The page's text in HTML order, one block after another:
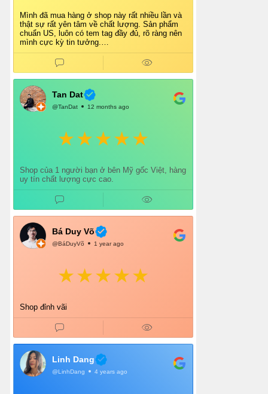
Mình đã mua hàng ở shop này rất nhiều lần và
thật sự rất yên tâm về chất lượng. Sản phẩm
chuẩn US, luôn có tem tag đầy đủ, rõ ràng nên
mình cực kỳ tin tưởng.
Shop tư vấn nhiệt tình, giao hàng nhanh, đóng
gói cẩn thận. Mỗi lần mua đều cảm thấy hài
Chắc chắn mình sẽ tiếp tục ủng hộ shop lâu dài
và giới thiệu thêm cho bạn bè 👍
Tan Dat
@TanDat 12 months ago
Shop của 1 người bạn ở bên Mỹ gốc Việt, hàng
uy tín chất lượng cực cao.
Bá Duy Võ
@BáDuyVõ 1 year ago
Shop đỉnh vãi
Linh Dang
@LinhDang 4 years ago